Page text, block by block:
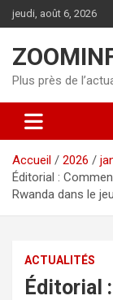
Aller
au
jeudi, août 6, 2026
Plus près de
Accueil 2026
Éditorial :
Rwanda dans le
ACTUALITÉS
Éditorial